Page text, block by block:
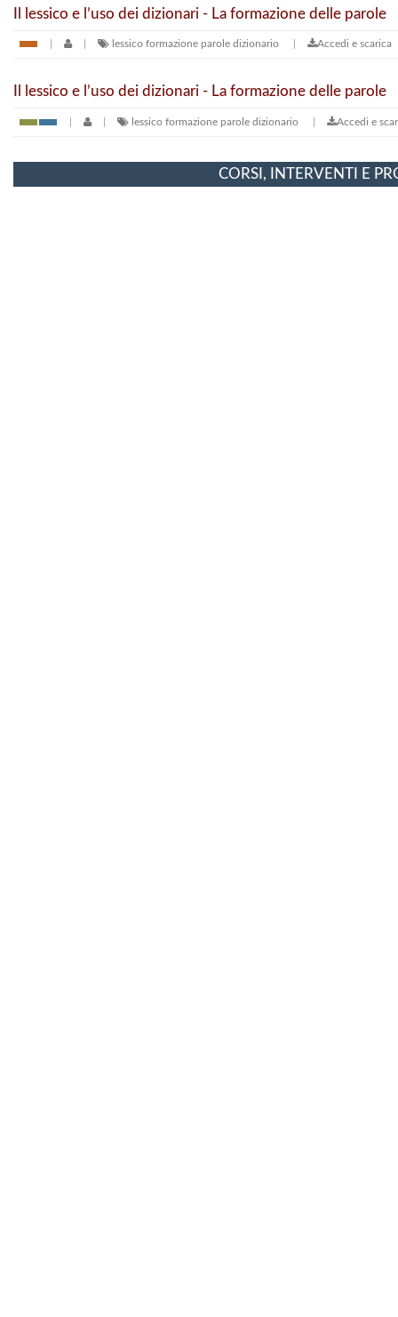
Il lessico e l’uso dei dizionari - La formazione delle parole
lessico formazione parole dizionario Accedi e scarica
Il lessico e l’uso dei dizionari - La formazione delle parole
lessico formazione parole dizionario Accedi e
CORSI, INTERVENTI E